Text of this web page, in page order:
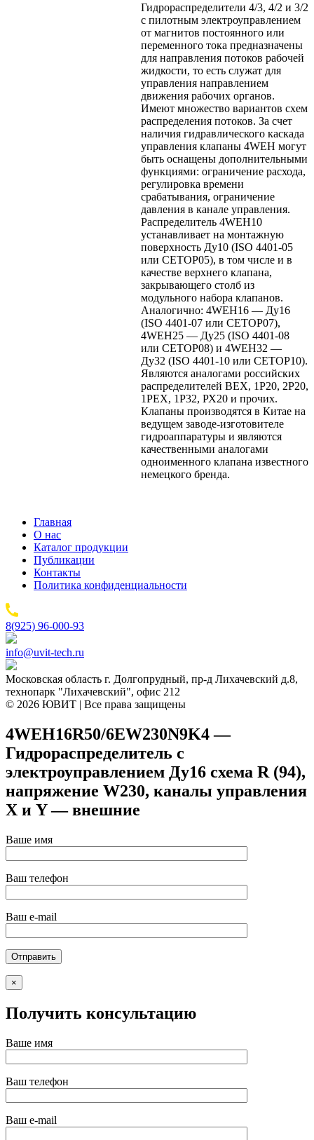
Гидрораспределители 4/3, 4/2 и 3/2
с пилотным электроуправлением
от магнитов постоянного или
переменного тока предназначены
для направления потоков рабочей
жидкости, то есть служат для
управления направлением
движения рабочих органов.
Имеют множество вариантов схем
распределения потоков. За счет
наличия гидравлического каскада
управления клапаны 4WEH могут
быть оснащены дополнительными
функциями: ограничение расхода,
регулировка времени
срабатывания, ограничение
давления в канале управления.
Распределитель 4WEH10
устанавливает на монтажную
поверхность Ду10 (ISO 4401-05
или CETOP05), в том числе и в
качестве верхнего клапана,
закрывающего столб из
модульного набора клапанов.
Аналогично: 4WEH16 — Ду16
(ISO 4401-07 или CETOP07),
4WEH25 — Ду25 (ISO 4401-08
или CETOP08) и 4WEH32 —
Ду32 (ISO 4401-10 или CETOP10).
Являются аналогами российских
распределителей ВЕХ, 1Р20, 2Р20,
1РЕХ, 1Р32, РХ20 и прочих.
Клапаны производятся в Китае на
ведущем заводе-изготовителе
гидроаппаратуры и являются
качественными аналогами
одноименного клапана известного
немецкого бренда.
Главная
О нас
Каталог продукции
Публикации
Контакты
Политика конфиденциальности
8(925) 96-000-93
info@uvit-tech.ru
Московская область г. Долгопрудный, пр-д Лихачевский д.8,
технопарк "Лихачевский", офис 212
© 2026 ЮВИТ | Все права защищены
4WEH16R50/6EW230N9K4 —
Гидрораспределитель с
электроуправлением Ду16 схема R (94),
напряжение W230, каналы управления
X и Y — внешние
Ваше имя
Ваш телефон
Ваш e-mail
×
Получить консультацию
Ваше имя
Ваш телефон
Ваш e-mail